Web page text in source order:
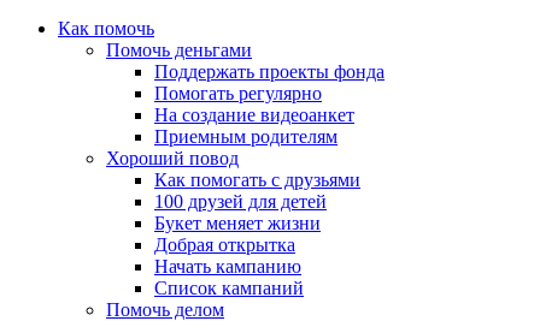
Как помочь
Помочь деньгами
Поддержать проекты фонда
Помогать регулярно
На создание видеоанкет
Приемным родителям
Хороший повод
Как помогать с друзьями
100 друзей для детей
Букет меняет жизни
Добрая открытка
Начать кампанию
Список кампаний
Помочь делом